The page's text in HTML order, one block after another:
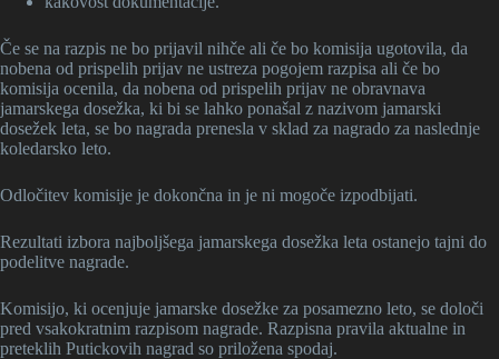
Če se na razpis ne bo prijavil nihče ali če bo komisija ugotovila, da
nobena od prispelih prijav ne ustreza pogojem razpisa ali če bo
komisija ocenila, da nobena od prispelih prijav ne obravnava
jamarskega dosežka, ki bi se lahko ponašal z nazivom jamarski
dosežek leta, se bo nagrada prenesla v sklad za nagrado za naslednje
koledarsko leto.
Odločitev komisije je dokončna in je ni mogoče izpodbijati.
Rezultati izbora najboljšega jamarskega dosežka leta ostanejo tajni do
podelitve nagrade.
Komisijo, ki ocenjuje jamarske dosežke za posamezno leto, se določi
pred vsakokratnim razpisom nagrade. Razpisna pravila aktualne in
preteklih Putickovih nagrad so priložena spodaj.